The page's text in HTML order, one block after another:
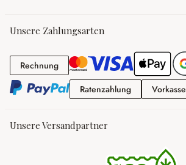
Unsere Zahlungsarten
RechnungRechnung
RatenzahlungRatenzahlung
Vorkasse
Unsere Versandpartner